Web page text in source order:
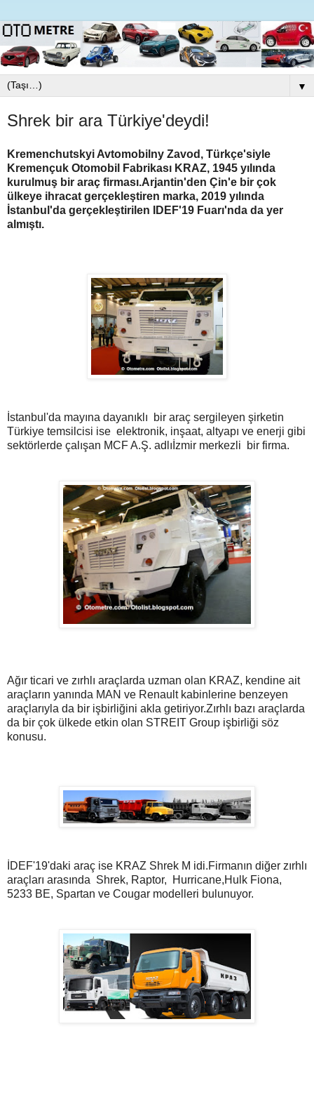
▼
Shrek bir ara Türkiye'deydi!
Kremenchutskyi Avtomobilny Zavod, Türkçe'siyle
Kremençuk Otomobil Fabrikası KRAZ, 1945 yılında
kurulmuş bir araç firması.Arjantin'den Çin'e bir çok
ülkeye ihracat gerçekleştiren marka, 2019 yılında
İstanbul'da gerçekleştirilen IDEF'19 Fuarı'nda da yer
almıştı.
İstanbul'da mayına dayanıklı bir araç sergileyen şirketin
Türkiye temsilcisi ise elektronik, inşaat, altyapı ve enerji gibi
sektörlerde çalışan MCF A.Ş. adlıİzmir merkezli bir firma.
Ağır ticari ve zırhlı araçlarda uzman olan KRAZ, kendine ait
araçların yanında MAN ve Renault kabinlerine benzeyen
araçlarıyla da bir işbirliğini akla getiriyor.Zırhlı bazı araçlarda
da bir çok ülkede etkin olan STREIT Group işbirliği söz
konusu.
İDEF'19'daki araç ise KRAZ Shrek M idi.Firmanın diğer zırhlı
araçları arasında Shrek, Raptor,
Hurricane,Hulk Fiona,
5233 BE, Spartan ve Cougar modelleri bulunuyor.